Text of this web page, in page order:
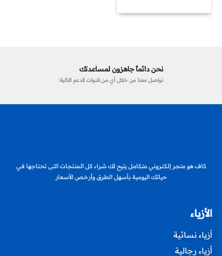
نحن دائماً جاهزون لمساعدتك
تواصل معنا من خلال أي من قنوات الدعم التالية:
كاف هو متجر إلكتروني متكامل يتيح لك شراء كل المنتجات التى تحتاجها في
حياتك اليومية بأسهل الطرق وأرخص الأسعار
الأزياء
أزياء نسائية
أزياء رجالية